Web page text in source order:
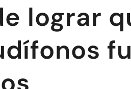
lograr